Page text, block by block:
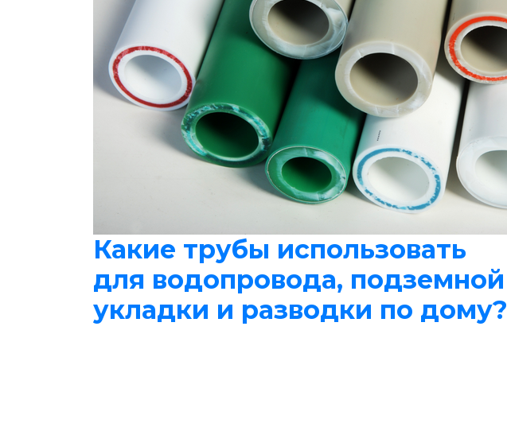
Какие трубы использовать
для водопровода, подземной
укладки и разводки по дому?